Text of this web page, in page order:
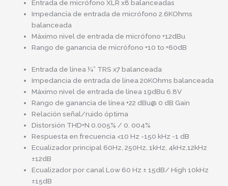
Entrada de micrófono XLR x8 balanceadas
Impedancia de entrada de micrófono 2.6KOhms
balanceada
Máximo nivel de entrada de micrófono +12dBu
Rango de ganancia de micrófono +10 to +60dB
Entrada de línea ¼” TRS x7 balanceada
Impedancia de entrada de línea 20KOhms balanceada
Máximo nivel de entrada de línea 19dBu 6.8V
Rango de ganancia de línea +22 dBu@ 0 dB Gain
Relación señal/ruido óptima
Distorsión THD+N 0.005% / 0. 004%
Respuesta en frecuencia <10 Hz -150 kHz -1 dB
Ecualizador principal 60Hz, 250Hz, 1kHz, 4kHz,12kHz
±12dB
Ecualizador por canal Low 60 Hz ± 15dB/ High 10kHz
±15dB